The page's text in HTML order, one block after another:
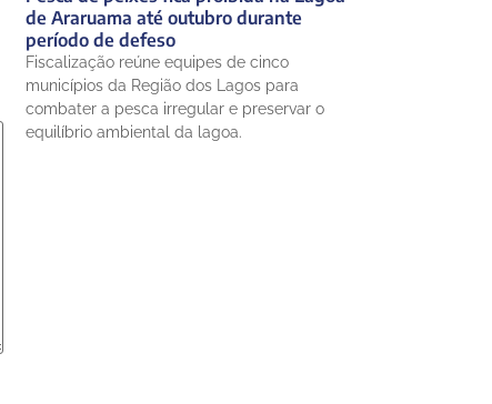
de Araruama até outubro durante
período de defeso
Fiscalização reúne equipes de cinco
municípios da Região dos Lagos para
combater a pesca irregular e preservar o
equilíbrio ambiental da lagoa.